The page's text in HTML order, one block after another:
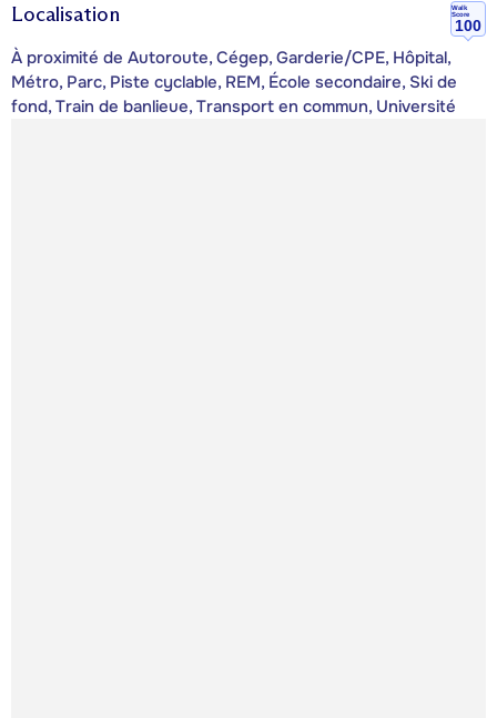
Localisation
Walk
Score
100
À proximité de Autoroute, Cégep, Garderie/CPE, Hôpital,
Métro, Parc, Piste cyclable, REM, École secondaire, Ski de
fond, Train de banlieue, Transport en commun, Université